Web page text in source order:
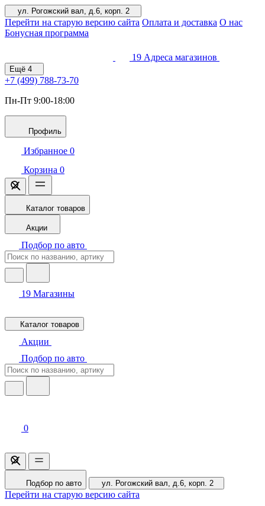
ул. Рогожский вал, д.6, корп. 2
Перейти на старую версию сайта Оплата и доставка О нас
Бонусная программа
19 Адреса магазинов
Ещё 4
+7 (499) 788-73-70
Пн-Пт 9:00-18:00
Профиль
Избранное 0
Корзина 0
Каталог товаров
Акции
Подбор по авто
19 Магазины
Каталог товаров
Акции
Подбор по авто
0
Подбор по авто ул. Рогожский вал, д.6, корп. 2
Перейти на старую версию сайта